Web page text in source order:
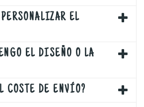
EL
EL DISEÑO O LA
COSTE DE ENVÍO?